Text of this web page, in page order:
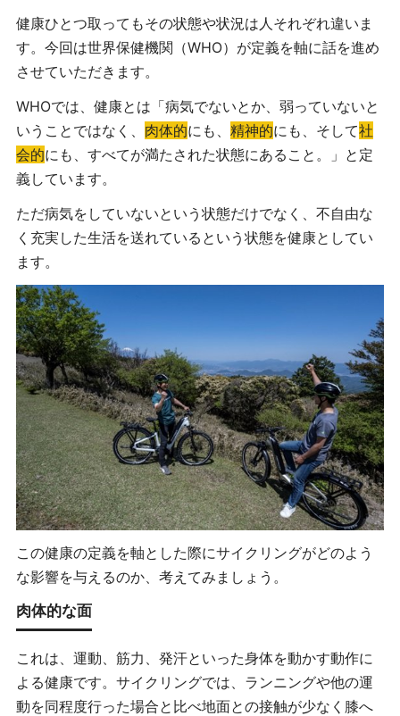
健康ひとつ取ってもその状態や状況は人それぞれ違いま
す。今回は世界保健機関（WHO）が定義を軸に話を進め
させていただきます。
WHOでは、健康とは「病気でないとか、弱っていないと
いうことではなく、 肉体的にも、 精神的にも、そして社
会的にも、すべてが満たされた状態にあること。」と定
義しています。
ただ病気をしていないという状態だけでなく、不自由な
く充実した生活を送れているという状態を健康としてい
ます。
この健康の定義を軸とした際にサイクリングがどのよう
な影響を与えるのか、考えてみましょう。
肉体的な面
これは、運動、筋力、発汗といった身体を動かす動作に
よる健康です。サイクリングでは、ランニングや他の運
動を同程度行った場合と比べ地面との接触が少なく膝へ